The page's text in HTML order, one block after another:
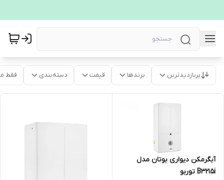
پربازدیدترین برندها قیمت دسته‌بندی فقط
آبگرمکن دیواری بوتان مدل
B3215i توربو